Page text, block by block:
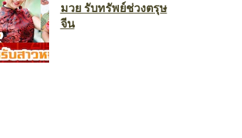
มวย รับทรัพย์ช่วงตรุษ
จีน